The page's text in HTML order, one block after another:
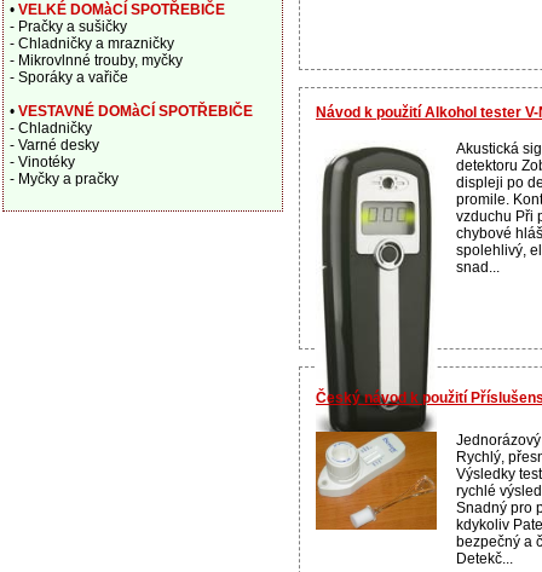
Návod k použití Alkohol tester
Akustická
detektoru
displeji po
promile.
vzduchu Při
chybové
spolehlivý,
snad...
Český návod k použití
Rychlý,
Výsledky
rychlé
Snadný pro
kdykoliv
bezpečný a
Detekč...
• VELKÉ DOMàCÍ SPOTŘEBIČE
- Pračky a sušičky
- Chladničky a mrazničky
- Mikrovlnné trouby, myčky
- Sporáky a vařiče
• VESTAVNÉ DOMàCÍ SPOTŘEBIČE
- Chladničky
- Varné desky
- Vinotéky
- Myčky a pračky